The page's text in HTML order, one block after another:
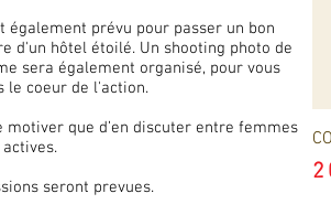
également prévu pour passer un bon
d'un hôtel étoilé. Un shooting photo de
sera également organisé, pour vous
le coeur de l'action.
motiver que d’en discuter entre femmes
actives.
seront prevues.
2